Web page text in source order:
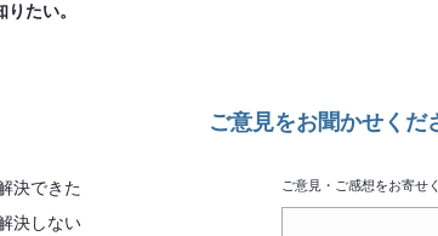
りたい。
ご意見をお聞かせくだ
決できた
決しない
ご意見・ご感想をお寄せ